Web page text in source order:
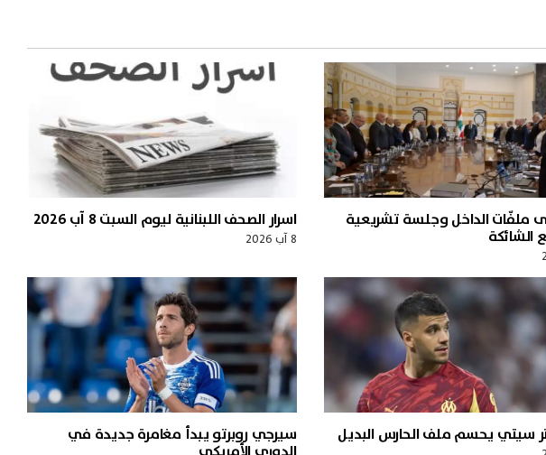
ملفّات الداخل وجلسة تشريعية
الشائكة
اسرار الصحف اللبنانية ليوم السبت 8 آب 2026
8 آب 2026
سيتي يحسم ملف الحارس البديل سيرجي روبرتو يبدأ مغامرة جديدة في